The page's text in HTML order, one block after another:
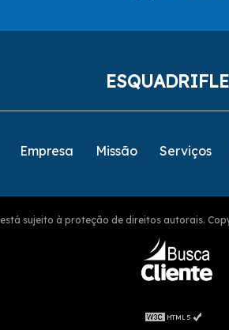
Empresa Missão Serviços
sujeito à proteção de direitos autorais.